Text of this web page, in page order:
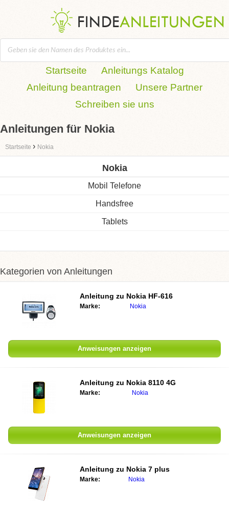
Startseite
Anleitungs Katalog
Anleitung beantragen
Unsere Partner
Schreiben sie uns
Anleitungen für Nokia
Startseite › Nokia
Nokia
Mobil Telefone
Handsfree
Tablets
Kategorien von Anleitungen
Anleitung zu Nokia HF-616
Marke: Nokia
Anweisungen anzeigen
Anleitung zu Nokia 8110 4G
Marke: Nokia
Anweisungen anzeigen
Anleitung zu Nokia 7 plus
Marke: Nokia